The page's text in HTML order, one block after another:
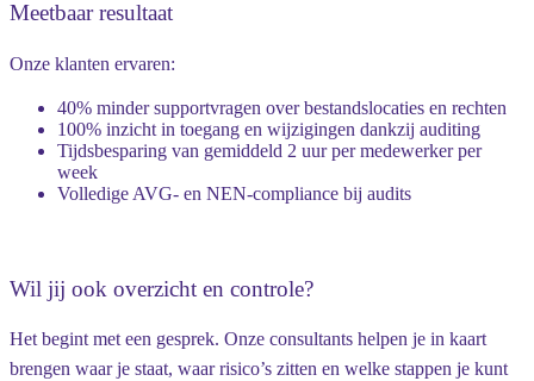
Meetbaar resultaat
Onze klanten ervaren:
40% minder supportvragen over bestandslocaties en rechten
100% inzicht in toegang en wijzigingen dankzij auditing
Tijdsbesparing van gemiddeld 2 uur per medewerker per
week
Volledige AVG- en NEN-compliance bij audits
Wil jij ook overzicht en controle?
Het begint met een gesprek. Onze consultants helpen je in kaart
brengen waar je staat, waar risico’s zitten en welke stappen je kunt